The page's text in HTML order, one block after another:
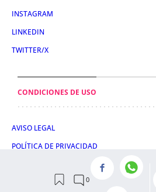
INSTAGRAM
LINKEDIN
TWITTER/X
CONDICIONES DE USO
AVISO LEGAL
POLÍTICA DE PRIVACIDAD